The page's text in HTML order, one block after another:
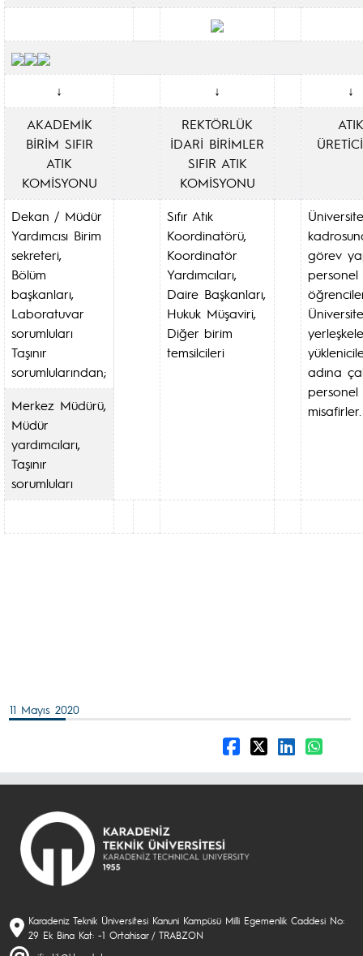
↓ ↓
↓
AKADEMİK
BİRİM SIFIR
ATIK
KOMİSYONU
REKTÖRLÜK
İDARİ BİRİMLER
SIFIR ATIK
KOMİSYONU
ATIK
Dekan / Müdür
Yardımcısı Birim
sekreteri,
Bölüm
başkanları,
Laboratuvar
sorumluları
Taşınır
sorumlularından;
Sıfır Atık
Koordinatörü,
Koordinatör
Yardımcıları,
Daire Başkanları,
Hukuk Müşaviri,
Diğer birim
temsilcileri
Üniversite
görev
personel
Üniversite
adına
personel
misafirler.
Merkez Müdürü,
Müdür
yardımcıları,
Taşınır
sorumluları
11 Mayıs 2020
Karadeniz Teknik Üniversitesi Kanuni Kampüsü Milli Egemenlik Caddesi No:
29 Ek Bina Kat: -1 Ortahisar / TRABZON